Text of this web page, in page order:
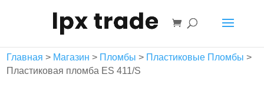
Корзина
Главная > Магазин > Пломбы > Пластиковые Пломбы >
Пластиковая пломба ES 411/S